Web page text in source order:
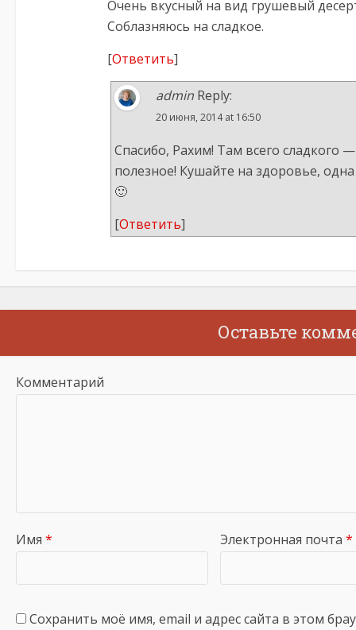
Очень вкусный на вид грушевый
Соблазняюсь на сладкое.
[Ответить]
admin Reply:
20 июня, 2014 at 16:50
Спасибо, Рахим! Там всего сладкого
полезное! Кушайте на здоровье,
🙂
[Ответить]
Оставьте
Комментарий
Имя * Электронная почта *
Сохранить моё имя, email и адрес сайта в этом